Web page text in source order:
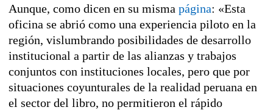
Aunque, como dicen en su misma página: «Esta
oficina se abrió como una experiencia piloto en la
región, vislumbrando posibilidades de desarrollo
institucional a partir de las alianzas y trabajos
conjuntos con instituciones locales, pero que por
situaciones coyunturales de la realidad peruana en
el sector del libro, no permitieron el rápido